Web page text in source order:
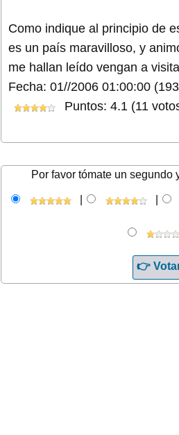
Como indique al principio de
es un país maravilloso, y
me hallan leído vengan a
Fecha: 01//2006 01:00:00
Puntos: 4.1 (11
Por favor tómate un segundo